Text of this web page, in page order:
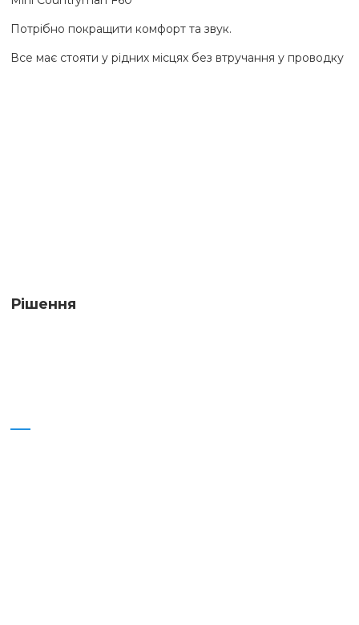
Потрібно покращити комфорт та звук.
Все має стояти у рідних місцях без втручання у проводку
Рішення